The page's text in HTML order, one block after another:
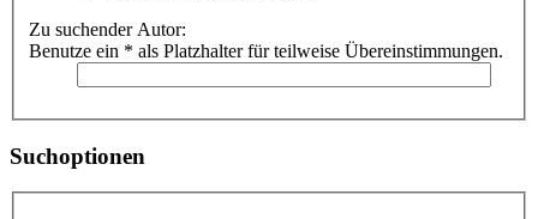
Zu suchender Autor:
Benutze ein * als Platzhalter für teilweise Übereinstimmungen.
Suchoptionen